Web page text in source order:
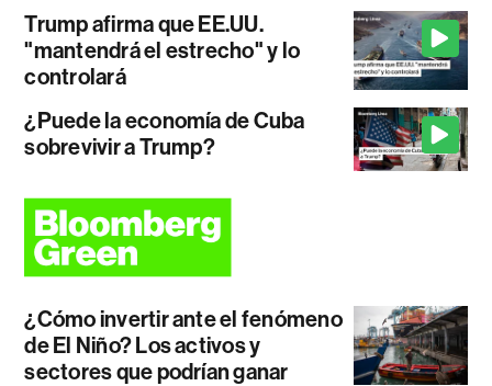
Trump afirma que EE.UU.
"mantendrá el estrecho" y lo
controlará
¿Puede la economía de Cuba
sobrevivir a Trump?
¿Cómo invertir ante el fenómeno
de El Niño? Los activos y
sectores que podrían ganar